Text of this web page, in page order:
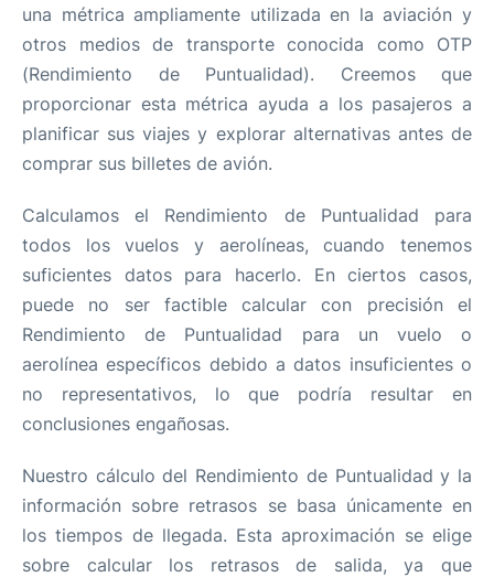
una métrica ampliamente utilizada en la aviación y
otros medios de transporte conocida como OTP
(Rendimiento de Puntualidad). Creemos que
proporcionar esta métrica ayuda a los pasajeros a
planificar sus viajes y explorar alternativas antes de
comprar sus billetes de avión.
Calculamos el Rendimiento de Puntualidad para
todos los vuelos y aerolíneas, cuando tenemos
suficientes datos para hacerlo. En ciertos casos,
puede no ser factible calcular con precisión el
Rendimiento de Puntualidad para un vuelo o
aerolínea específicos debido a datos insuficientes o
no representativos, lo que podría resultar en
conclusiones engañosas.
Nuestro cálculo del Rendimiento de Puntualidad y la
información sobre retrasos se basa únicamente en
los tiempos de llegada. Esta aproximación se elige
sobre calcular los retrasos de salida, ya que